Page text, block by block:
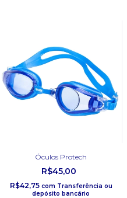
Óculos Protech
R$45,00
R$42,75 com Transferência ou
depósito bancário